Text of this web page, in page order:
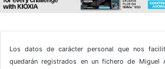
Los datos de carácter personal que nos
quedarán registrados en un fichero de Miguel